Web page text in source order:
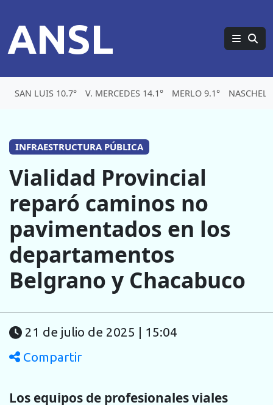
ANSL
SAN LUIS 10.7° V. MERCEDES 14.1° MERLO 9.1° NASCHEL
INFRAESTRUCTURA PÚBLICA
Vialidad Provincial
reparó caminos no
pavimentados en los
departamentos
Belgrano y Chacabuco
21 de julio de 2025 | 15:04
Compartir
Los equipos de profesionales viales